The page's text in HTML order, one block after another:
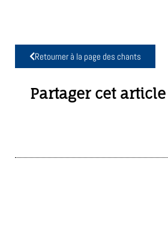
Retourner à la page des chants
Partager cet article